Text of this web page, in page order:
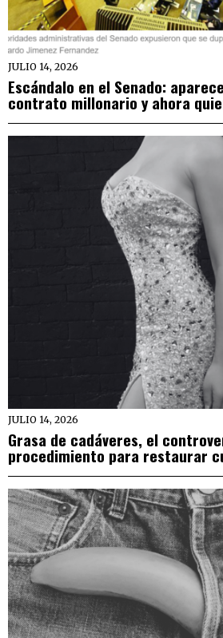
JULIO 14, 2026
Escándalo en el Senado:
contrato millonario y ahora
JULIO 14, 2026
Grasa de cadáveres, el
procedimiento para restaurar